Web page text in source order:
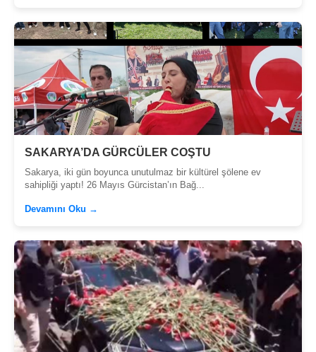
SAKARYA’DA GÜRCÜLER COŞTU
Sakarya, iki gün boyunca unutulmaz bir kültürel şölene ev
sahipliği yaptı! 26 Mayıs Gürcistan’ın Bağ...
Devamını Oku →